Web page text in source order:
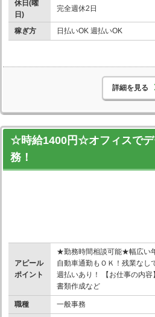
休日(曜
日)
完全週休2日
稼ぎ方 日払いOK 週払いOK
詳細を見る
☆時給1400円☆オフィスでデ
務！
アピール
ポイント
★勤務時間相談可能★幅広い
自動車通勤もＯＫ！残業なし
週払いあり！ 【お仕事の内容
書類作成など
職種 一般事務